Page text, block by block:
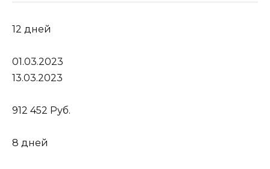
12 дней
01.03.2023
13.03.2023
912 452 Руб.
8 дней